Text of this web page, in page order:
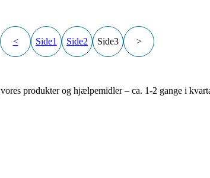
< Side1 Side2 Side3 >
produkter og hjælpemidler – ca. 1-2 gange i